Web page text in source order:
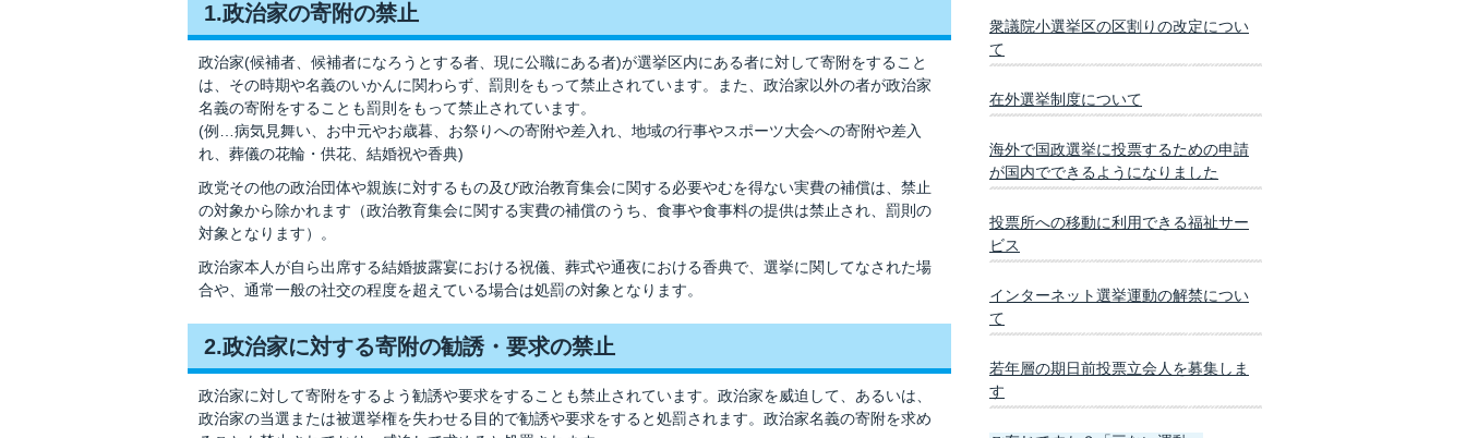
1.政治家の寄附の禁止
政治家(候補者、候補者になろうとする者、現に公職にある者)が選挙区内にある者に対して寄附をすること
は、その時期や名義のいかんに関わらず、罰則をもって禁止されています。また、政治家以外の者が政治家
名義の寄附をすることも罰則をもって禁止されています。
(例…病気見舞い、お中元やお歳暮、お祭りへの寄附や差入れ、地域の行事やスポーツ大会への寄附や差入
れ、葬儀の花輪・供花、結婚祝や香典)
政党その他の政治団体や親族に対するもの及び政治教育集会に関する必要やむを得ない実費の補償は、禁止
の対象から除かれます（政治教育集会に関する実費の補償のうち、食事や食事料の提供は禁止され、罰則の
対象となります）。
政治家本人が自ら出席する結婚披露宴における祝儀、葬式や通夜における香典で、選挙に関してなされた場
合や、通常一般の社交の程度を超えている場合は処罰の対象となります。
2.政治家に対する寄附の勧誘・要求の禁止
政治家に対して寄附をするよう勧誘や要求をすることも禁止されています。政治家を威迫して、あるいは、
政治家の当選または被選挙権を失わせる目的で勧誘や要求をすると処罰されます。政治家名義の寄附を求め
衆議院小選挙区の区割りの改定につい
て
在外選挙制度について
海外で国政選挙に投票するための申請
が国内でできるようになりました
投票所への移動に利用できる福祉サー
ビス
インターネット選挙運動の解禁につい
て
若年層の期日前投票立会人を募集しま
す